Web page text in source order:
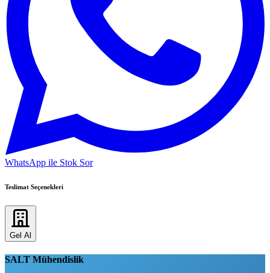
WhatsApp ile Stok Sor
Teslimat Seçenekleri
Gel Al
SALT Mühendislik